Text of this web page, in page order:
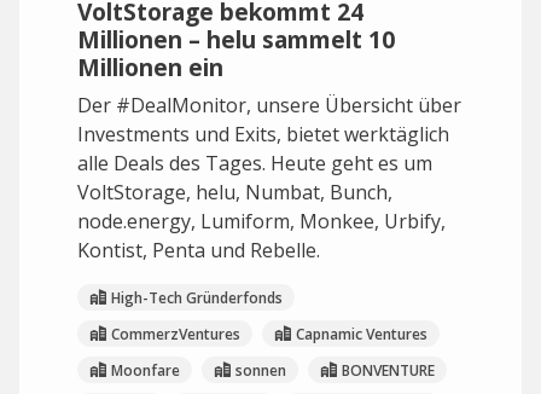
VoltStorage bekommt 24
Millionen – helu sammelt 10
Millionen ein
Der #DealMonitor, unsere Übersicht über
Investments und Exits, bietet werktäglich
alle Deals des Tages. Heute geht es um
VoltStorage, helu, Numbat, Bunch,
node.energy, Lumiform, Monkee, Urbify,
Kontist, Penta und Rebelle.
High-Tech Gründerfonds
CommerzVentures
Capnamic Ventures
Moonfare
sonnen
BONVENTURE